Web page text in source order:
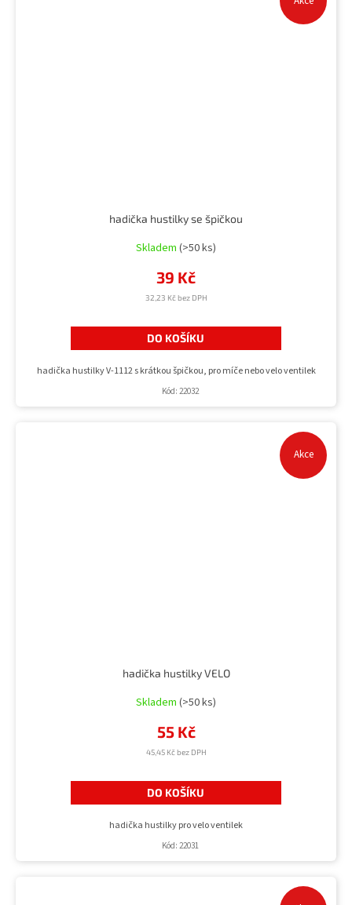
hadička hustilky se špičkou
Skladem (>50 ks)
32,23 Kč bez DPH
39 Kč
DO KOŠÍKU
hadička hustilky V-1112 s krátkou špičkou, pro míče nebo velo ventilek
Kód: 22032
Akce
hadička hustilky VELO
Skladem (>50 ks)
45,45 Kč bez DPH
55 Kč
DO KOŠÍKU
hadička hustilky pro velo ventilek
Kód: 22031